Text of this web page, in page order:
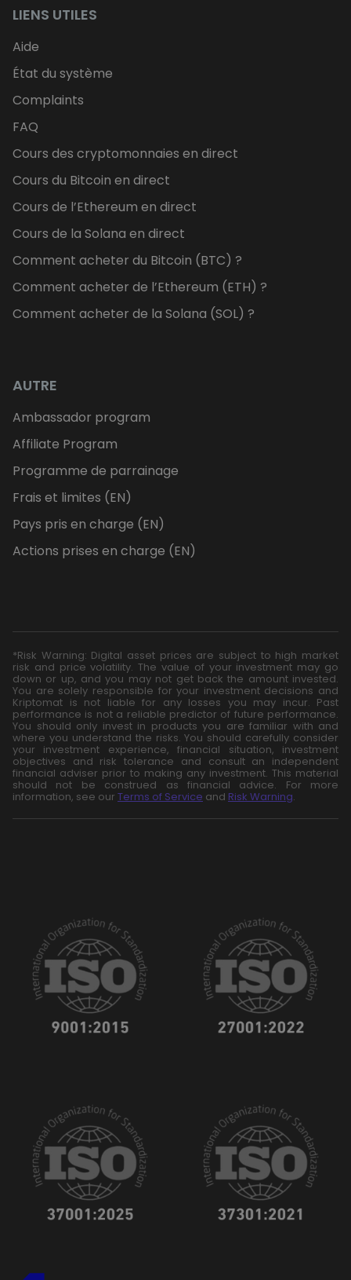
LIENS UTILES
Aide
État du système
Complaints
FAQ
Cours des cryptomonnaies en direct
Cours du Bitcoin en direct
Cours de l’Ethereum en direct
Cours de la Solana en direct
Comment acheter du Bitcoin (BTC) ?
Comment acheter de l’Ethereum (ETH) ?
Comment acheter de la Solana (SOL) ?
AUTRE
Ambassador program
Affiliate Program
Programme de parrainage
Frais et limites (EN)
Pays pris en charge (EN)
Actions prises en charge (EN)
*Risk Warning: Digital asset prices are subject to high market
risk and price volatility. The value of your investment may go
down or up, and you may not get back the amount invested.
You are solely responsible for your investment decisions and
Kriptomat is not liable for any losses you may incur. Past
performance is not a reliable predictor of future performance.
You should only invest in products you are familiar with and
where you understand the risks. You should carefully consider
your investment experience, financial situation, investment
objectives and risk tolerance and consult an independent
financial adviser prior to making any investment. This material
should not be construed as financial advice. For more
information, see our Terms of Service and Risk Warning.